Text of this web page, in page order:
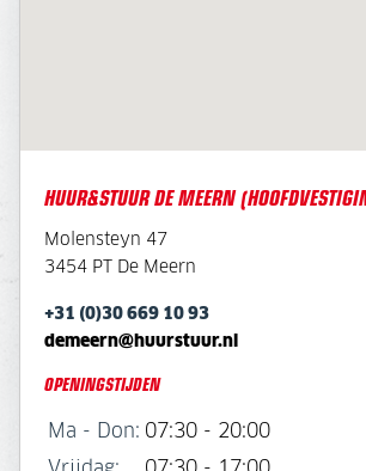
HUUR&STUUR DE MEERN
Molensteyn 47
3454 PT De Meern
+31 (0)30 669 10 93
demeern@huurstuur.nl
OPENINGSTIJDEN
Ma - Don: 07:30 - 20:00